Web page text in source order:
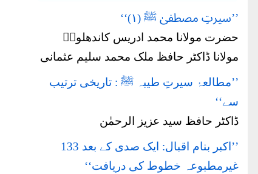
’’سیرتِ مصطفیٰ ﷺ (۱)‘‘
حضرت مولانا محمد ادریس کاندھلویؒ
مولانا ڈاکٹر حافظ ملک محمد سلیم عثمانی
’’مطالعۂ سیرتِ طیبہ ﷺ : تاریخی ترتیب
سے‘‘
ڈاکٹر حافظ سید عزیز الرحمٰن
’’اکبر بنام اقبال: ایک صدی کے بعد 133
غیرمطبوعہ خطوط کی دریافت‘‘